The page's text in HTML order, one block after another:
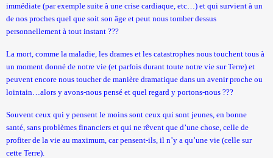
immédiate (par exemple suite à une crise cardiaque, etc…) et qui survient à un
de nos proches quel que soit son âge et peut nous tomber dessus
personnellement à tout instant ???
La mort, comme la maladie, les drames et les catastrophes nous touchent tous à
un moment donné de notre vie (et parfois durant toute notre vie sur Terre) et
peuvent encore nous toucher de manière dramatique dans un avenir proche ou
lointain…alors y avons-nous pensé et quel regard y portons-nous ???
Souvent ceux qui y pensent le moins sont ceux qui sont jeunes, en bonne
santé, sans problèmes financiers et qui ne rêvent que d’une chose, celle de
profiter de la vie au maximum, car pensent-ils, il n’y a qu’une vie (celle sur
cette Terre).